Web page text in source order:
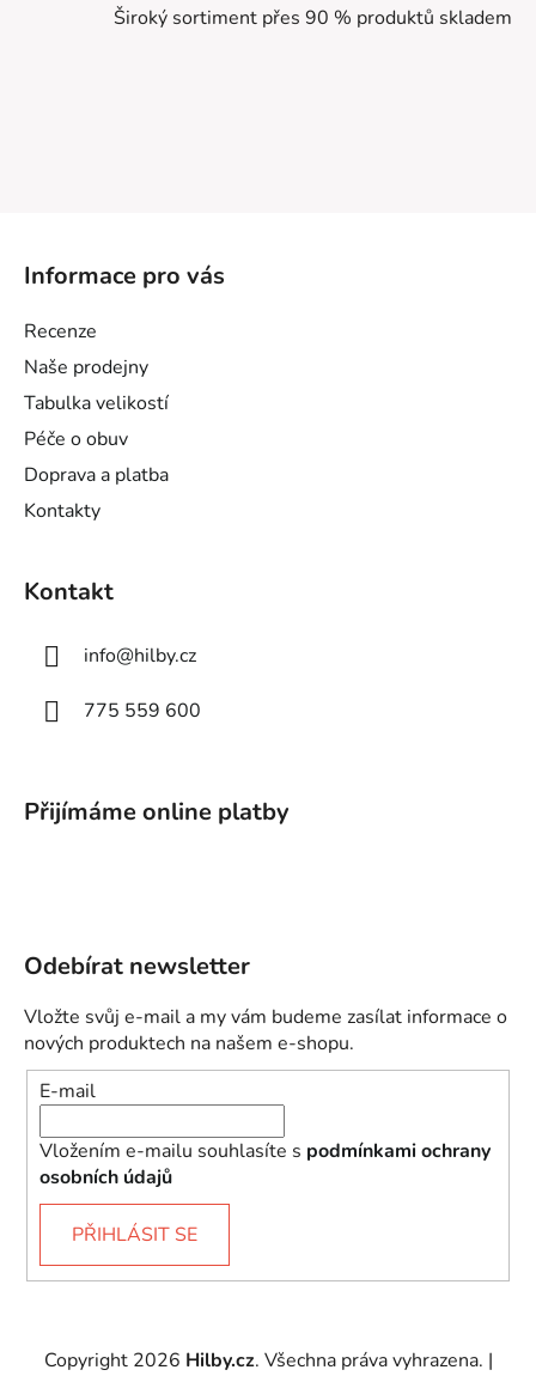
Široký sortiment přes 90 % produktů skladem
Informace pro vás
Recenze
Naše prodejny
Tabulka velikostí
Péče o obuv
Doprava a platba
Kontakty
Kontakt
info@hilby.cz
775 559 600
Přijímáme online platby
Odebírat newsletter
Vložte svůj e-mail a my vám budeme zasílat informace o
nových produktech na našem e-shopu.
E-mail
Vložením e-mailu souhlasíte s podmínkami ochrany
osobních údajů
PŘIHLÁSIT SE
Copyright 2026 Hilby.cz. Všechna práva vyhrazena. |